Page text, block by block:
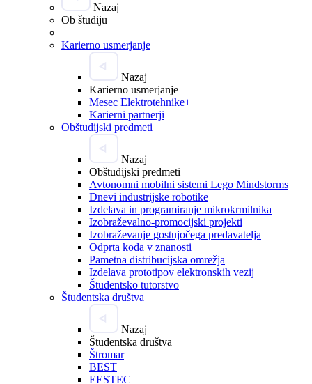
Nazaj
Ob študiju
Karierno usmerjanje
Nazaj
Karierno usmerjanje
Mesec Elektrotehnike+
Karierni partnerji
Obštudijski predmeti
Nazaj
Obštudijski predmeti
Avtonomni mobilni sistemi Lego Mindstorms
Dnevi industrijske robotike
Izdelava in programiranje mikrokrmilnika
Izobraževalno-promocijski projekti
Izobraževanje gostujočega predavatelja
Odprta koda v znanosti
Pametna distribucijska omrežja
Izdelava prototipov elektronskih vezij
Študentsko tutorstvo
Študentska društva
Nazaj
Študentska društva
Štromar
BEST
EESTEC